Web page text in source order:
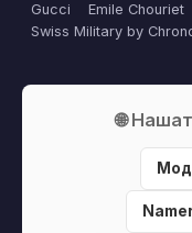
Gucci
Emile Chouriet
Swiss Military by
🌐